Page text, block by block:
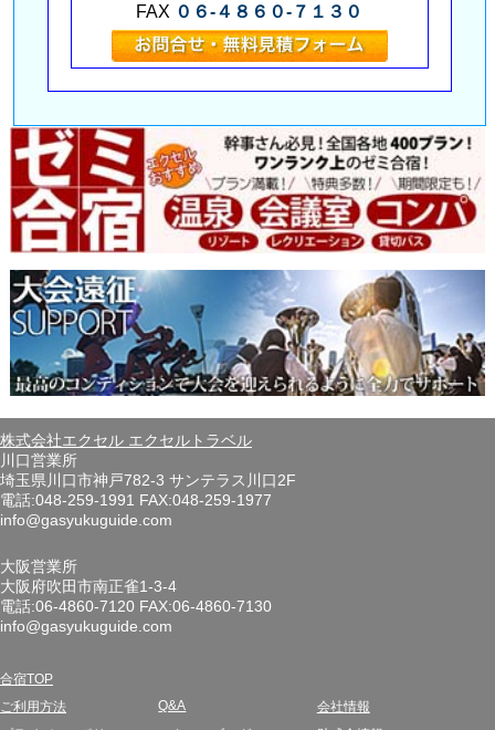
FAX ０６-４８６０-７１３０
株式会社エクセル エクセルトラベル
川口営業所
埼玉県川口市神戸782-3 サンテラス川口2F
電話:048-259-1991 FAX:048-259-1977
info@gasyukuguide.com
大阪営業所
大阪府吹田市南正雀1-3-4
電話:06-4860-7120 FAX:06-4860-7130
info@gasyukuguide.com
合宿TOP
ご利用方法 Q&A 会社情報